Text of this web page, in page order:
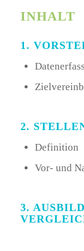
INHALT
1.
2.
Definition
Vor- und
3.